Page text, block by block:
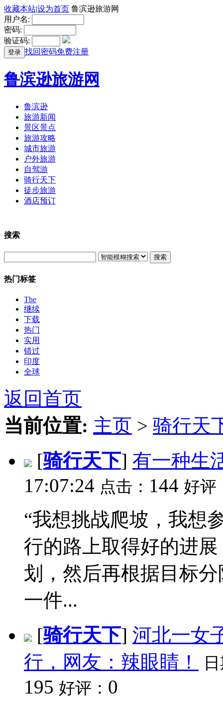
收藏本站|设为首页 鲁滨逊旅游网
用户名:
密码:
验证码:
登录 找回密码免费注册
鲁滨逊旅游网
鲁滨逊
旅游新闻
景区景点
旅游攻略
城市旅游
户外旅游
自驾游
骑行天下
徒步旅游
酒店预订
搜索
搜索
热门标签
The
继续
下载
热门
实用
错过
印度
全球
返回首页
当前位置: 主页 > 骑行天
[骑行天下] 有一种生
17:07:24 点击： 144 好评
“我想挑战爬坡，我想
行的路上取得好的进
划，然后再根据目标
一件...
[骑行天下] 河北一女
行，网友：辣眼睛！
195 好评： 0